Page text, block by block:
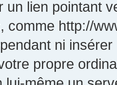
un lien pointant
comme http://
ni
propre